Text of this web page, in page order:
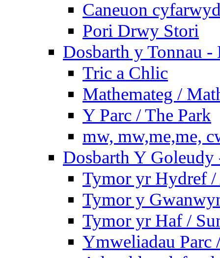
Caneuon
Pori Drwy Stori
Dosbarth y Tonnau -
Tric a Chlic
Mathemateg /
Y Parc / The Park
mw, mw,me,me,
Dosbarth Y
Tymor yr Hydref
Tymor y
Tymor yr Haf /
Ymweliadau Parc